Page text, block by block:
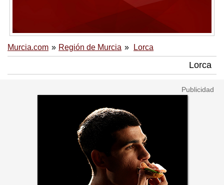
Murcia.com Región de Murcia Lorca
Lorca